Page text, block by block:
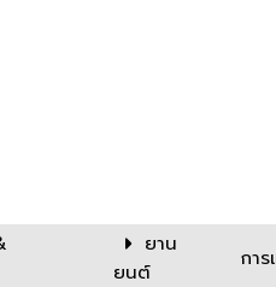
ยาน
ยนต์
การ